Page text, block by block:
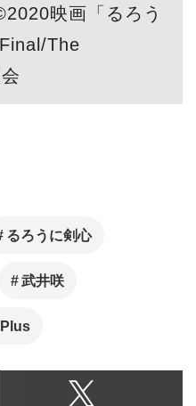
映画「るろう
The
るろうに剣心
武井咲